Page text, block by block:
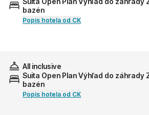
bazén
Popis hotela od CK
All inclusive
Suita Open Plan Výhľad do záhrady
bazén
Popis hotela od CK